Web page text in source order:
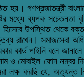
গণপ্রজাতন্ত্রী
মধ্যে ব্যপক সচেতনতা
উপস্থিত থেকে
রাখেন। সমাজসেবা
পাইনি বলে জানালে
ও মোবাইল ফোন নম্বর
লক্ষ করছি যে, অত্যন্ত